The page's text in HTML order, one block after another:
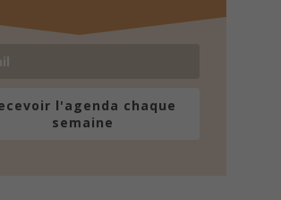
l'agenda chaque
semaine